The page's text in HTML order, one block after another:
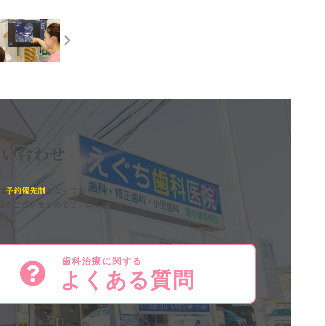
合わせ
予約優先制となっております。
がございますのでご了承ください。
歯科治療に関する
よくある質問